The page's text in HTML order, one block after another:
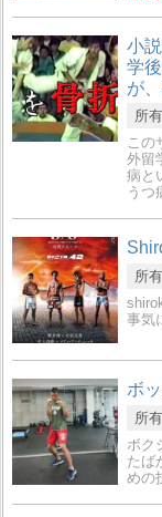
小
学
が
所
この
外留
病と
うつ
所
事気
ボ
所
ボク
たば
めの